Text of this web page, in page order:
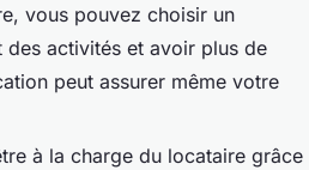
vous pouvez choisir un
des activités et avoir plus de
peut assurer même votre
à la charge du locataire grâce